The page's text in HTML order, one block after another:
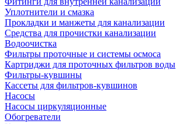
Уплотнители и смазка
Прокладки и манжеты для канализации
Средства для прочистки канализации
Водоочистка
Фильтры проточные и системы осмоса
Картриджи для проточных фильтров воды
Фильтры-кувшины
Кассеты для фильтров-кувшинов
Насосы
Насосы циркуляционные
Обогреватели